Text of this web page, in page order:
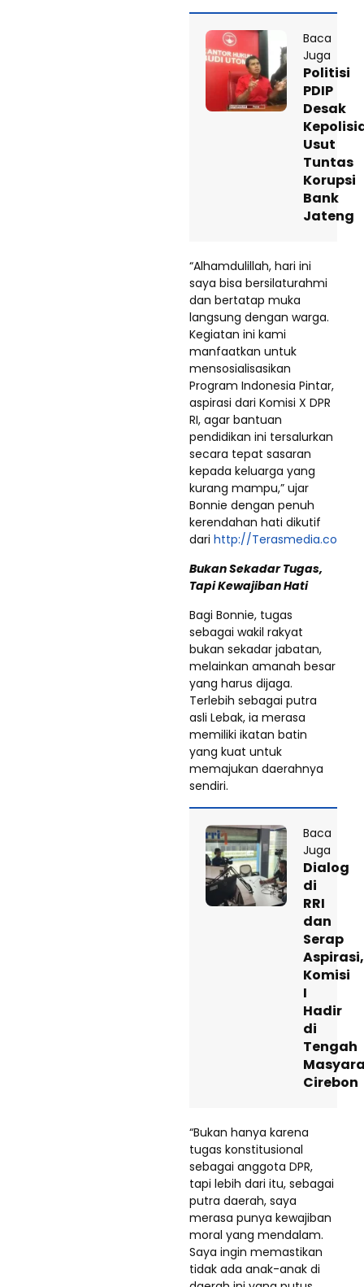
Baca
Juga
Politisi
PDIP
Desak
Usut
Tuntas
Korupsi
Bank
Jateng
“Alhamdulillah, hari ini
saya bisa bersilaturahmi
dan bertatap muka
langsung dengan warga.
Kegiatan ini kami
manfaatkan untuk
mensosialisasikan
Program Indonesia Pintar,
aspirasi dari Komisi X DPR
RI, agar bantuan
pendidikan ini tersalurkan
secara tepat sasaran
kepada keluarga yang
kurang mampu,” ujar
Bonnie dengan penuh
kerendahan hati dikutif
dari http://Terasmedia.co
Bukan Sekadar Tugas,
Tapi Kewajiban Hati
Bagi Bonnie, tugas
sebagai wakil rakyat
bukan sekadar jabatan,
melainkan amanah besar
yang harus dijaga.
Terlebih sebagai putra
asli Lebak, ia merasa
memiliki ikatan batin
yang kuat untuk
memajukan daerahnya
sendiri.
Baca
Juga
Dialog
di
RRI
dan
Serap
Aspirasi,
Komisi
I
Hadir
di
Tengah
Cirebon
“Bukan hanya karena
tugas konstitusional
sebagai anggota DPR,
tapi lebih dari itu, sebagai
putra daerah, saya
merasa punya kewajiban
moral yang mendalam.
Saya ingin memastikan
tidak ada anak-anak di